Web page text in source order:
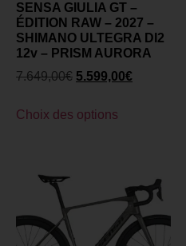
SENSA GIULIA GT –
ÉDITION RAW – 2027 –
SHIMANO ULTEGRA DI2
12v – PRISM AURORA
7.649,00€ 5.599,00€
Choix des options